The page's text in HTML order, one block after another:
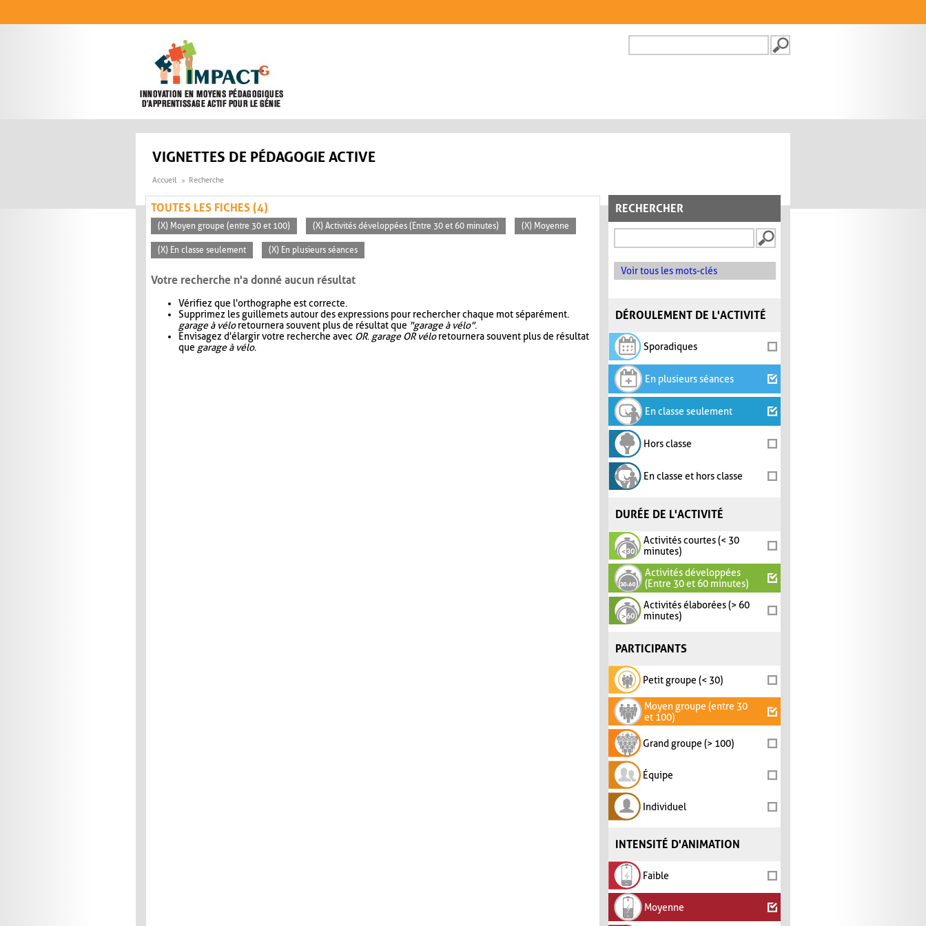
FORMULAIRE DE
VIGNETTES DE PÉDAGOGIE ACTIVE
Accueil Recherche
RECHERCHER
Voir tous les mots-clés
DÉROULEMENT DE L'ACTIVITÉ
Sporadiques
En plusieurs séances
En classe seulement
Hors classe
En classe et hors classe
DURÉE DE L'ACTIVITÉ
Activités courtes (< 30
minutes)
Activités développées
(Entre 30 et 60 minutes)
Activités élaborées (> 60
minutes)
PARTICIPANTS
Petit groupe (< 30)
Moyen groupe (entre 30
et 100)
Grand groupe (> 100)
Équipe
Individuel
INTENSITÉ D'ANIMATION
Faible
Moyenne
TOUTES LES FICHES (4)
(X) Moyen groupe (entre 30 et 100) (X) Activités développées (Entre 30 et 60 minutes) (X) Moyenne
(X) En classe seulement (X) En plusieurs séances
Votre recherche n'a donné aucun résultat
Vérifiez que l'orthographe est correcte.
Supprimez les guillemets autour des expressions pour rechercher chaque mot séparément.
garage à véloretournera souvent plus de résultat que "garage à vélo".
Envisagez d'élargir votre recherche avec OR. garage OR véloretournera souvent plus de résultat
que garage à vélo.